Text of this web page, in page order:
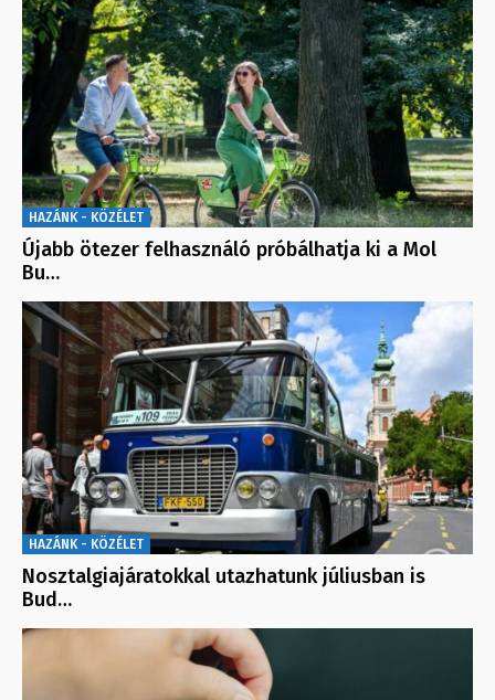
HAZÁNK - KÖZÉLET
Újabb ötezer felhasználó próbálhatja ki a Mol
Bu…
HAZÁNK - KÖZÉLET
Nosztalgiajáratokkal utazhatunk júliusban is
Bud…